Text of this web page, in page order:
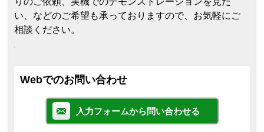
い、などのご希望も承っておりますので、お気軽にご
相談ください。
Webでのお問い合わせ
入力フォームから問い合わせる